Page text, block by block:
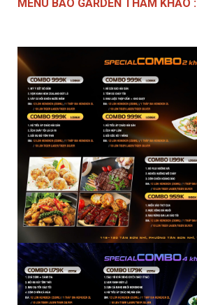
MENU BÁO GARDEN THAM KHẢO :